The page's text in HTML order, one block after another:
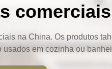
comerciais
na China. Os produtos
​​em cozinha ou